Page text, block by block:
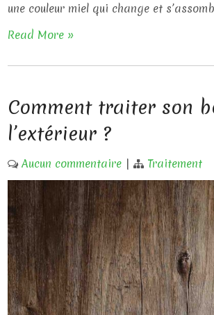
une couleur miel qui change et
Read More »
Comment traiter son
l’extérieur ?
Aucun commentaire | Traitement